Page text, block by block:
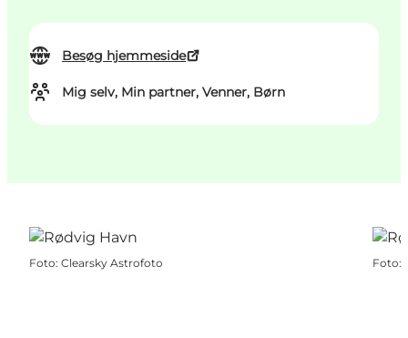
Besøg hjemmeside
Mig selv, Min partner, Venner, Børn
Foto: Clearsky Astrofoto Foto: